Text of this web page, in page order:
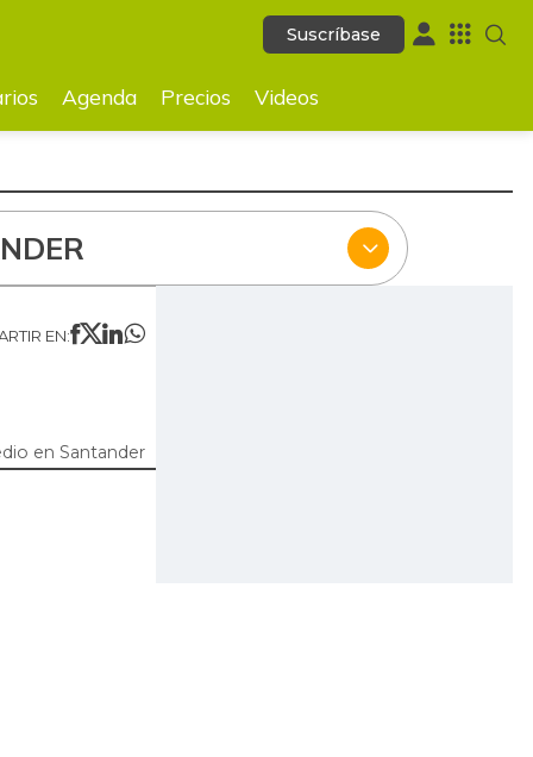
Suscríbase
Videos
Suscríbase
Agenda Precios Videos
EN:
en Santander